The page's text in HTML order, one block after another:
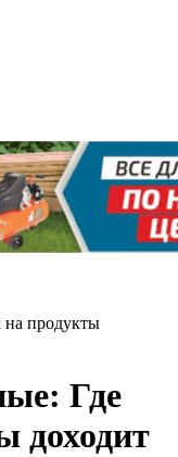
продукты
Где
доходит